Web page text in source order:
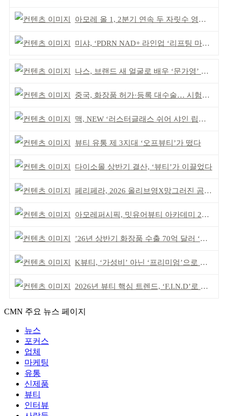
아모레 올 1, 2분기 연속 두 자릿수 영업이익률 기록
미샤, ‘PDRN NAD+ 라인업 ‘리프팅 마스크’ 출시
나스, 브랜드 새 얼굴로 배우 ‘문가영’ 발탁
중국, 화장품 허가·등록 대수술… 시험자료 공용 허용
맥, NEW ‘러스터글래스 쉬어 샤인 립스틱’ 출시
뷰티 유통 제 3지대 ‘오프뷰티’가 떴다
다이소몰 상반기 결산, ‘뷰티’가 이끌었다
페리페라, 2026 올리브영X망그러진 곰 콜라보
아모레퍼시픽, 밋유어뷰티 아카데미 2기 발대식
’26년 상반기 화장품 수출 70억 달러 ‘역대 최고’
K뷰티, ‘가성비’ 아닌 ‘프리미엄’으로 승부걸어야
2026년 뷰티 핵심 트렌드, ‘F.I.N.D’로 읽는다
CMN 주요 뉴스 페이지
뉴스
포커스
업체
마케팅
유통
신제품
뷰티
인터뷰